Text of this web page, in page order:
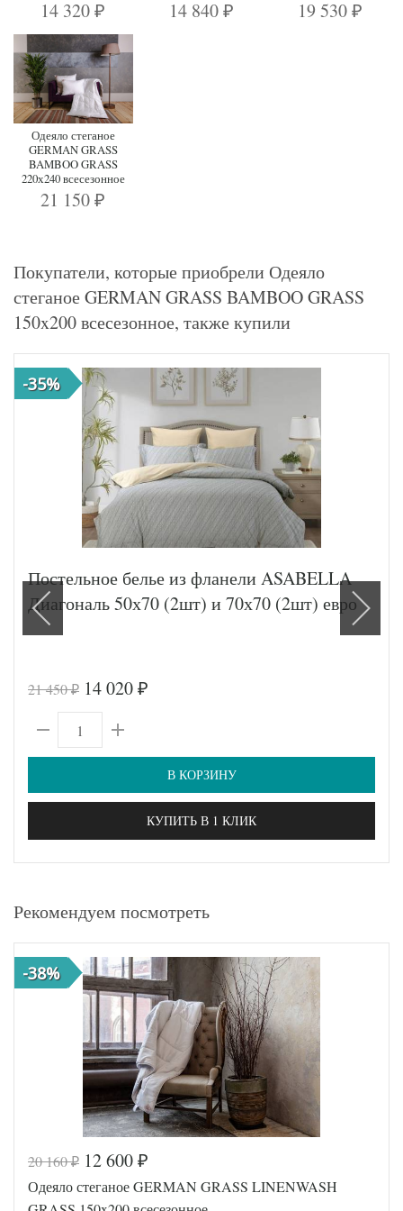
14 320₽ 14 840 ₽ 19 530 ₽
Одеяло стеганое
GERMAN GRASS
BAMBOO GRASS
220х240 всесезонное
21 150₽
Покупатели, которые приобрели Одеяло
стеганое GERMAN GRASS BAMBOO GRASS
150x200 всесезонное, также купили
-35%
Постельное белье из фланели ASABELLA
Диагональ 50х70 (2шт) и 70х70 (2шт) евро
21 450₽ 14 020 ₽
В КОРЗИНУ
КУПИТЬ В 1 КЛИК
Рекомендуем посмотреть
-38%
20 160₽ 12 600 ₽
Одеяло стеганое GERMAN GRASS LINENWASH